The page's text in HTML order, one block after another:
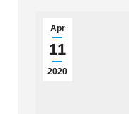
Apr
11
2020